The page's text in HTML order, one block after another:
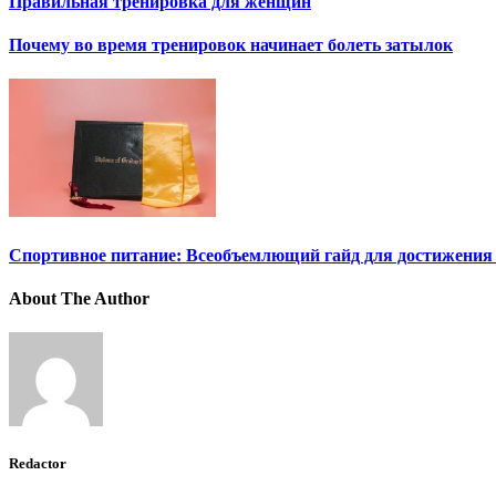
Почему во время тренировок начинает болеть затылок
Спортивное питание: Всеобъемлющий гайд для
About The Author
Redactor